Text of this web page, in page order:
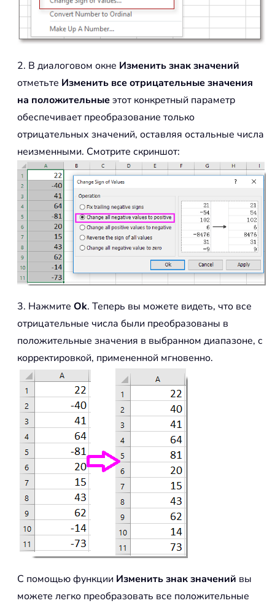
2. В диалоговом окне Изменить знак значений
отметьте Изменить все отрицательные значения
на положительныеэтот конкретный параметр
обеспечивает преобразование только
отрицательных значений, оставляя остальные числа
неизменными. Смотрите скриншот:
3. Нажмите Ok. Теперь вы можете видеть, что все
отрицательные числа были преобразованы в
положительные значения в выбранном диапазоне, с
корректировкой, примененной мгновенно.
С помощью функции Изменить знак значений вы
можете легко преобразовать все положительные